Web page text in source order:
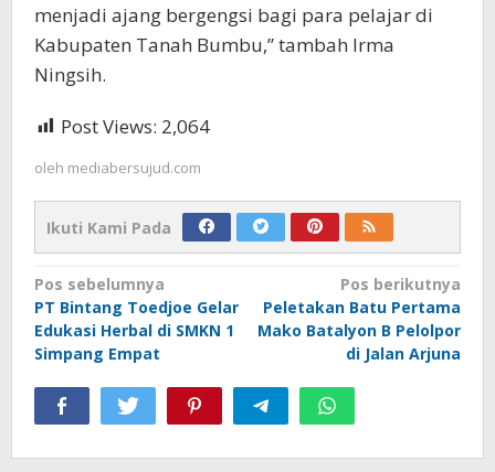
menjadi ajang bergengsi bagi para pelajar di
Kabupaten Tanah Bumbu,” tambah Irma
Ningsih.
Post Views: 2,064
oleh mediabersujud.com
Ikuti Kami Pada
Navigasi
pos
Pos sebelumnya
PT Bintang Toedjoe Gelar
Edukasi Herbal di SMKN 1
Simpang Empat
Pos berikutnya
Peletakan Batu Pertama
Mako Batalyon B Pelolpor
di Jalan Arjuna